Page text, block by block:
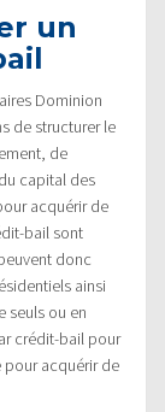
un
Dominion
de structurer le
de
capital des
acquérir de
bail sont
donc
ainsi
seuls ou en
crédit-bail pour
acquérir de